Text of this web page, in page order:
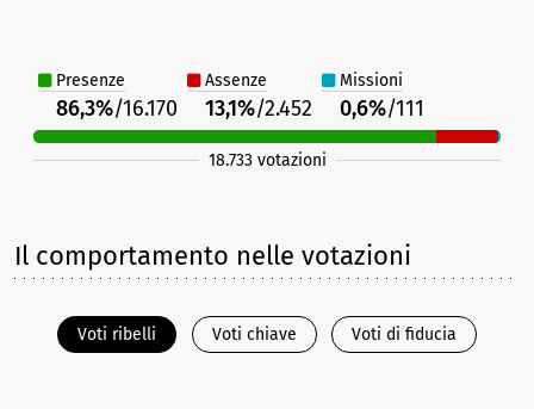
Presenze Assenze Missioni
86,3%/16.170 13,1%/2.452 0,6%/111
18.733 votazioni
Il comportamento nelle votazioni
Voti ribelli Voti chiave Voti di fiducia